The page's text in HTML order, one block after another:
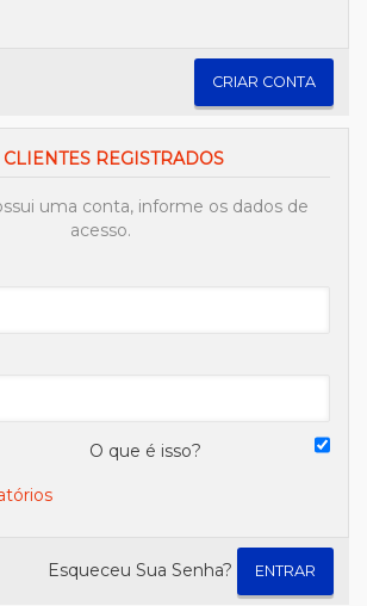
CRIAR CONTA
CLIENTES REGISTRADOS
uma conta, informe os dados de
acesso.
O que é isso?
Esqueceu Sua Senha? ENTRAR